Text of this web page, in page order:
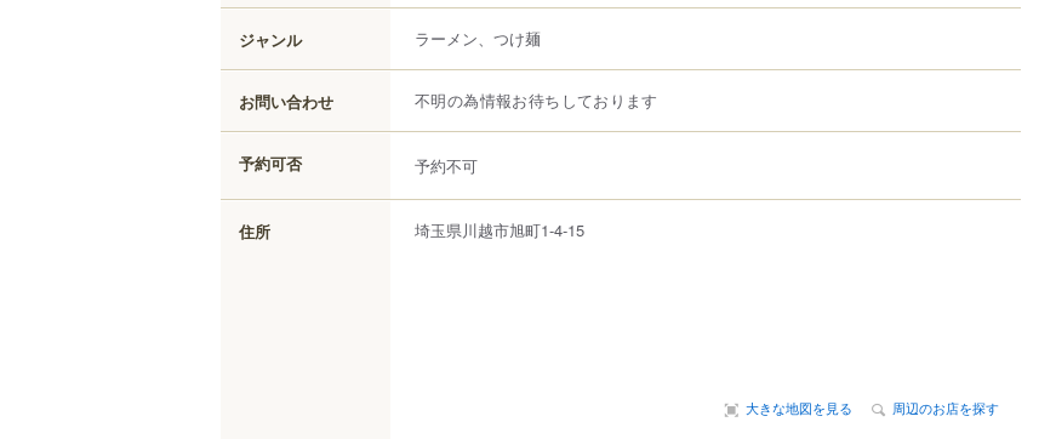
ジャンル ラーメン、つけ麺
お問い合わせ 不明の為情報お待ちしております
予約可否 予約不可
住所 埼玉県川越市旭町1-4-15
大きな地図を見る 周辺のお店を探す